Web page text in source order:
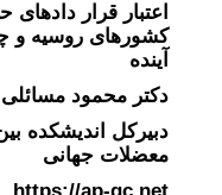
اعتبار قرار
کشورهای روسیه و
آینده
دکتر محمود مسائلی
دبیرکل اندیشکده
معضلات جهانی